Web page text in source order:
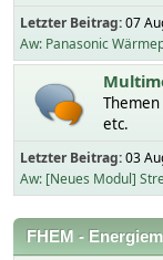
Letzter Beitrag:07
Aw: Panasonic
etc.
Letzter Beitrag:03
Aw: [Neues Modul]
FHEM -